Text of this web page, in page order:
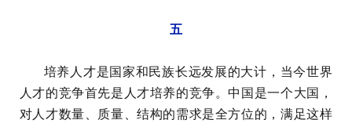
五
培养人才是国家和民族长远发展的大计，当今世界
人才的竞争首先是人才培养的竞争。中国是一个大国，
对人才数量、质量、结构的需求是全方位的，满足这样